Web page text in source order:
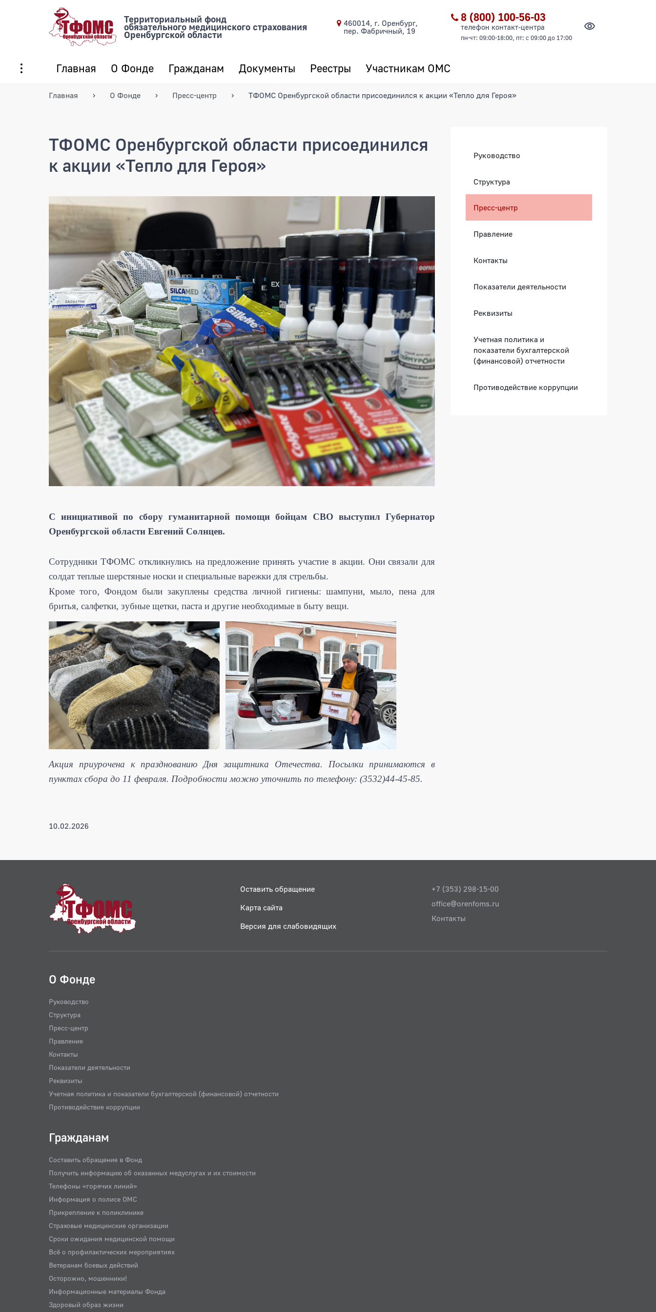
Территориальный фонд
обязательного медицинского страхования
Оренбургской области
460014, г. Оренбург,
пер. Фабричный, 19
8 (800) 100-56-03
телефон контакт-центра
пн-чт: 09:00-18:00, пт: с 09:00 до 17:00
Главная О Фонде Гражданам Документы Реестры Участникам ОМС
Главная О Фонде Пресс-центр ТФОМС Оренбургской области присоединился к акции «Тепло для Героя»
ТФОМС Оренбургской области присоединился
к акции «Тепло для Героя»
ТФОМС Оренбургской области присоединился к акции «Тепло для Героя»
С инициативой по сбору гуманитарной помощи бойцам СВО выступил Губернатор
Оренбургской области Евгений Солнцев.
Сотрудники ТФОМС откликнулись на предложение принять участие в акции. Они связали для
солдат теплые шерстяные носки и специальные варежки для стрельбы.
Кроме того, Фондом были закуплены средства личной гигиены: шампуни, мыло, пена для
бритья, салфетки, зубные щетки, паста и другие необходимые в быту вещи.
Акция приурочена к празднованию Дня защитника Отечества. Посылки принимаются в
пунктах сбора до 11 февраля. Подробности можно уточнить по телефону: (3532)44-45-85.
10.02.2026
Руководство
Структура
Пресс-центр
Правление
Контакты
Показатели деятельности
Реквизиты
Учетная политика и
показатели бухгалтерской
(финансовой) отчетности
Противодействие коррупции
Оставить обращение
Карта сайта
Версия для слабовидящих
+7 (353) 298-15-00
office@orenfoms.ru
Контакты
О Фонде
Руководство
Структура
Пресс-центр
Правление
Контакты
Показатели деятельности
Реквизиты
Учетная политика и показатели бухгалтерской (финансовой) отчетности
Противодействие коррупции
Гражданам
Составить обращение в Фонд
Получить информацию об оказанных медуслугах и их стоимости
Телефоны «горячих линий»
Информация о полисе ОМС
Прикрепление к поликлинике
Страховые медицинские организации
Сроки ожидания медицинской помощи
Всё о профилактических мероприятиях
Ветеранам боевых действий
Осторожно, мошенники!
Информационные материалы Фонда
Здоровый образ жизни